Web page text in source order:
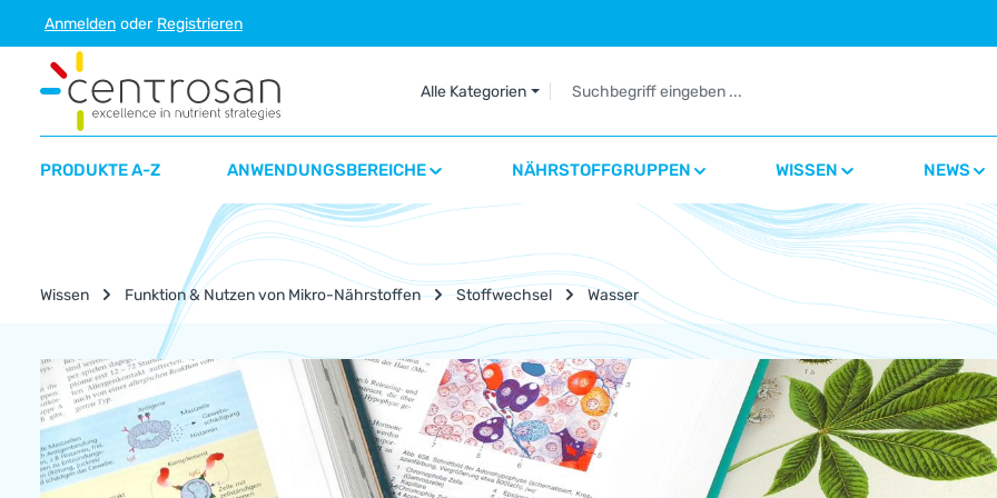
Hauptinhalt springen
Zur Suche springen
Zur Hauptnavigation springen
Anmelden oder Registrieren
Alle Kategorien
PRODUKTE A-Z ANWENDUNGSBEREICHE NÄHRSTOFFGRUPPEN WISSEN NEWS
Wissen Funktion & Nutzen von Mikro-Nährstoffen Stoffwechsel Wasser
Nährstoff-Lexikon